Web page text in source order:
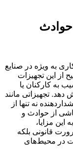
حوادث
به ویژه در صنایع
از این تجهیزات
به کارکنان یا
تجهیزاتی مانند
نه تنها از
از حوادث و
مزایا،
قانونی بلکه
در محیط‌های